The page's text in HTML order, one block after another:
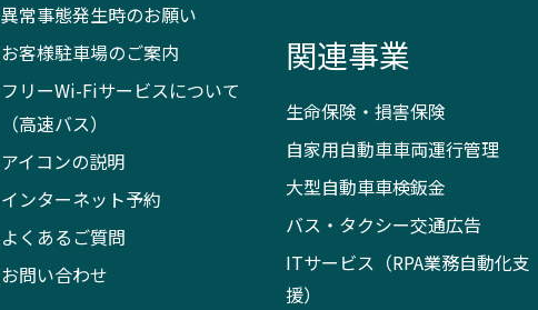
異常事態発生時のお願い
お客様駐車場のご案内
フリーWi-Fiサービスについて
（高速バス）
アイコンの説明
インターネット予約
よくあるご質問
お問い合わせ
関連事業
生命保険・損害保険
自家用自動車車両運行管理
大型自動車車検鈑金
バス・タクシー交通広告
ITサービス（RPA業務自動化支
援）